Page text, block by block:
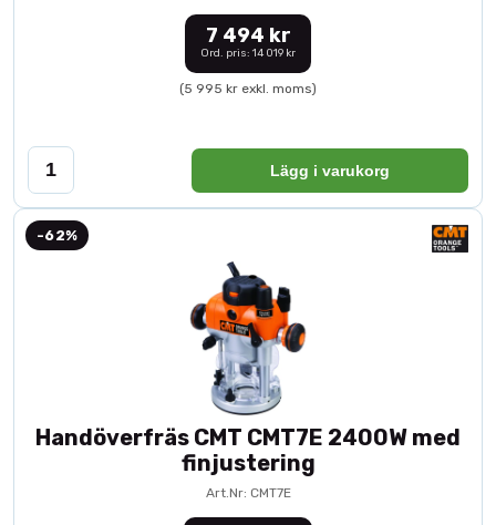
7 494 kr
Ord. pris: 14 019 kr
(5 995 kr exkl. moms)
Lägg i varukorg
-62%
Handöverfräs CMT CMT7E 2400W med
finjustering
Art.Nr: CMT7E